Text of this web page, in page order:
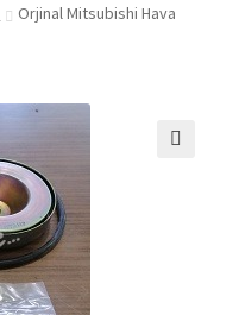
Orjinal Mitsubishi Hava